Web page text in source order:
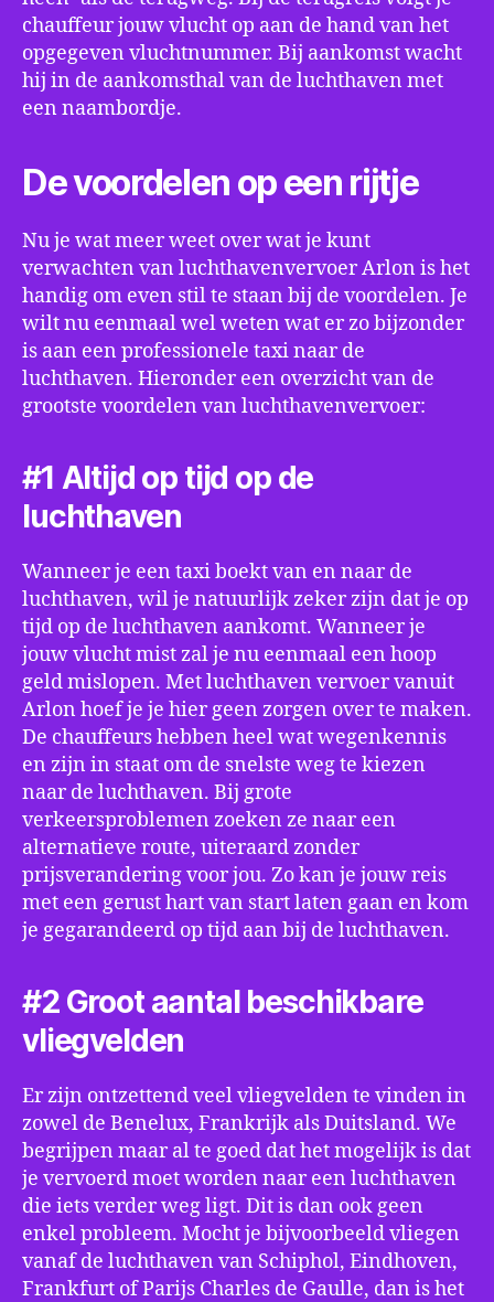
chauffeur jouw vlucht op aan de hand van het
opgegeven vluchtnummer. Bij aankomst wacht
hij in de aankomsthal van de luchthaven met
een naambordje.
De voordelen op een rijtje
Nu je wat meer weet over wat je kunt
verwachten van luchthavenvervoer Arlon is het
handig om even stil te staan bij de voordelen. Je
wilt nu eenmaal wel weten wat er zo bijzonder
is aan een professionele taxi naar de
luchthaven. Hieronder een overzicht van de
grootste voordelen van luchthavenvervoer:
#1 Altijd op tijd op de
luchthaven
Wanneer je een taxi boekt van en naar de
luchthaven, wil je natuurlijk zeker zijn dat je op
tijd op de luchthaven aankomt. Wanneer je
jouw vlucht mist zal je nu eenmaal een hoop
geld mislopen. Met luchthaven vervoer vanuit
Arlon hoef je je hier geen zorgen over te maken.
De chauffeurs hebben heel wat wegenkennis
en zijn in staat om de snelste weg te kiezen
naar de luchthaven. Bij grote
verkeersproblemen zoeken ze naar een
alternatieve route, uiteraard zonder
prijsverandering voor jou. Zo kan je jouw reis
met een gerust hart van start laten gaan en kom
je gegarandeerd op tijd aan bij de luchthaven.
#2 Groot aantal beschikbare
vliegvelden
Er zijn ontzettend veel vliegvelden te vinden in
zowel de Benelux, Frankrijk als Duitsland. We
begrijpen maar al te goed dat het mogelijk is dat
je vervoerd moet worden naar een luchthaven
die iets verder weg ligt. Dit is dan ook geen
enkel probleem. Mocht je bijvoorbeeld vliegen
vanaf de luchthaven van Schiphol, Eindhoven,
Frankfurt of Parijs Charles de Gaulle, dan is het